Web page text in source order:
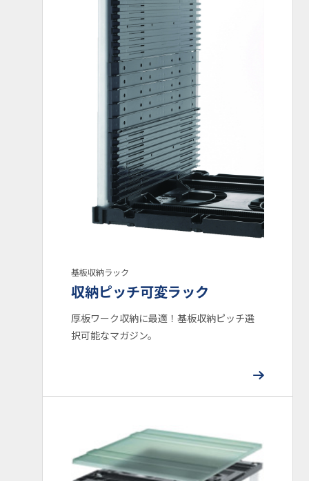
基板収納ラック
収納ピッチ可変ラック
厚板ワーク収納に最適！基板収納ピッチ選
択可能なマガジン。